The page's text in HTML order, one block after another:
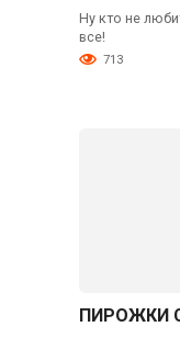
Ну кто не
все!
713
ПИРОЖКИ